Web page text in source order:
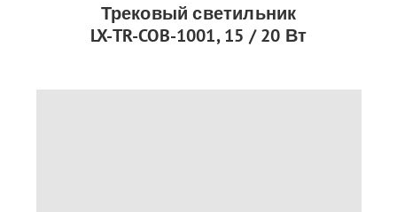
Трековый светильник
LX-TR-COB-1001, 15 / 20 Вт